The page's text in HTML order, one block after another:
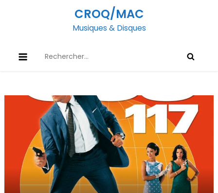
CROQ/MAC
Musiques & Disques